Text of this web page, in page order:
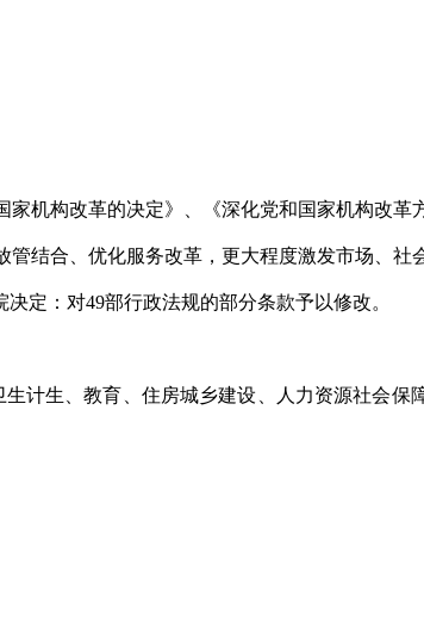
机构改革的决定》、《深化党和国家机构改
结合、优化服务改革，更大程度激发市场、
定：对49部行政法规的部分条款予以修改。
计生、教育、住房城乡建设、人力资源社会保